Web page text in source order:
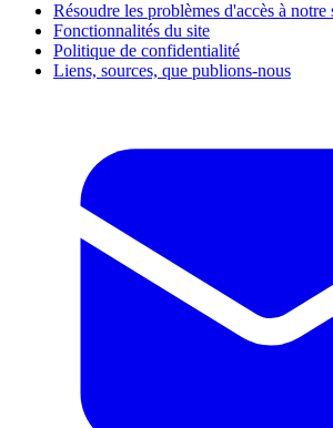
Résoudre les problèmes d'accès à notre
Fonctionnalités du site
Politique de confidentialité
Liens, sources, que publions-nous